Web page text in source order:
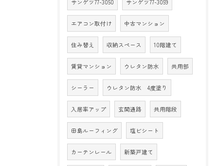
サンゲツ77-3050 サンゲツ77-3059
エアコン取付け 中古マンション
住み替え 収納スペース 10階建て
賃貸マンション ウレタン防水 共用部
シーラー ウレタン防水 4度塗り
入居率アップ 玄関通路 共用階段
田島ルーフィング 塩ビシート
カーテンレール 新築戸建て